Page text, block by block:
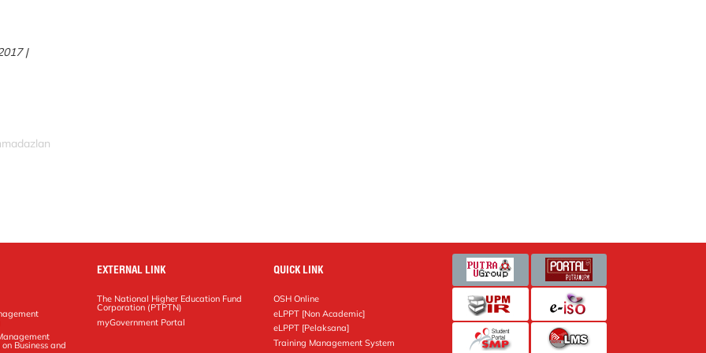
|
Business and
EXTERNAL LINK
The National Higher Education Fund
Corporation (PTPTN)
myGovernment Portal
QUICK LINK
OSH Online
eLPPT [Non Academic]
eLPPT [Pelaksana]
Training Management System